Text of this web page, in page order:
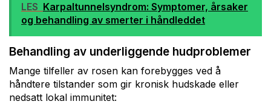
LES Karpaltunnelsyndrom: Symptomer, årsaker
og behandling av smerter i håndleddet
Behandling av underliggende hudproblemer
Mange tilfeller av rosen kan forebygges ved å
håndtere tilstander som gir kronisk hudskade eller
nedsatt lokal immunitet: